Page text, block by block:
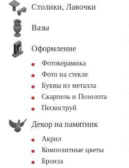
Столики, Лавочки
Вазы
Оформление
Фотокерамика
Фото на стекле
Буквы из металла
Скарпель и Позолота
Пескоструй
Декор на памятник
Акрил
Композитные цветы
Бронза